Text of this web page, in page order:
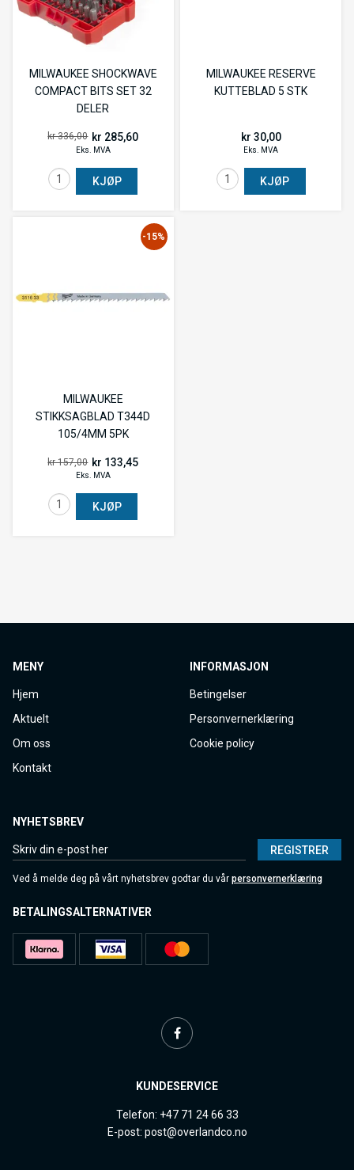
MILWAUKEE SHOCKWAVE
COMPACT BITS SET 32
DELER
kr 336,00 kr 285,60
Eks. MVA
KJØP
MILWAUKEE RESERVE
KUTTEBLAD 5 STK
kr 30,00
Eks. MVA
KJØP
MILWAUKEE
STIKKSAGBLAD T344D
105/4MM 5PK
-15%
kr 157,00 kr 133,45
Eks. MVA
KJØP
MENY
Hjem
Aktuelt
Om oss
Kontakt
INFORMASJON
Betingelser
Personvernerklæring
Cookie policy
NYHETSBREV
REGISTRER
Ved å melde deg på vårt nyhetsbrev godtar du vår personvernerklæring
BETALINGSALTERNATIVER
KUNDESERVICE
Telefon: +47 71 24 66 33
E-post: post@overlandco.no